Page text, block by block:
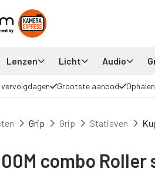
Lenzen Licht Audio
Grootste aanbod
Grip Grip Statieven
combo Roller